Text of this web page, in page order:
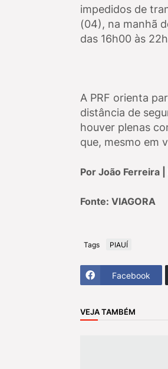
impedidos de
(04), na manhã
das 16h00 às
A PRF orienta
distância de
houver plenas
que, mesmo em
Por João Ferreira
Fonte: VIAGORA
Tags PIAUÍ
Facebook
VEJA TAMBÉM